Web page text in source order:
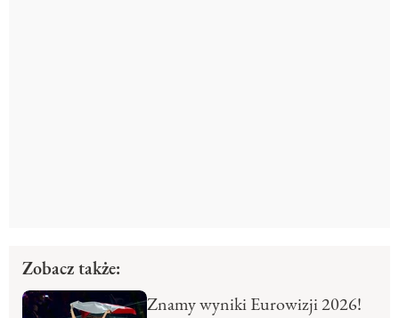
Zobacz także:
Znamy wyniki Eurowizji 2026!